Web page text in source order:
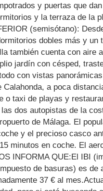
y puertas que
y la terraza de la
(semisótano):
dobles más y un
también cuenta con aire
jardín con césped,
con vistas
a poca
o taxi de playas y
dos autopistas de la
de Málaga. El
y el precioso casco
minutos en coche. El
INFORMA QUE:El IBI
de basuras) es de
37 € al